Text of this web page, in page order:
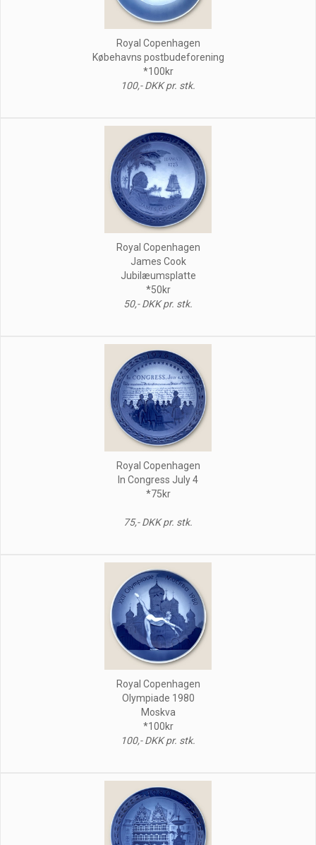
Royal Copenhagen
Købehavns postbudeforening
*100kr
100,- DKK pr. stk.
Royal Copenhagen
James Cook
Jubilæumsplatte
*50kr
50,- DKK pr. stk.
Royal Copenhagen
In Congress July 4
*75kr
75,- DKK pr. stk.
Royal Copenhagen
Olympiade 1980
Moskva
*100kr
100,- DKK pr. stk.